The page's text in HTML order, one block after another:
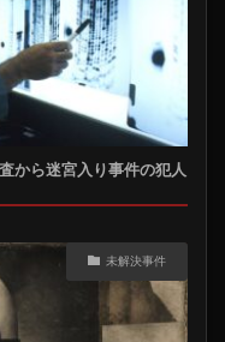
から迷宮入り事件の犯人
未解決事件